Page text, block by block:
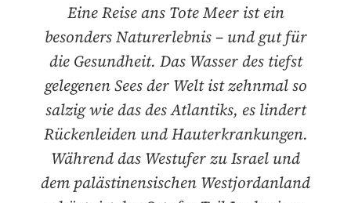
Eine Reise ans Tote Meer ist ein
besonders Naturerlebnis – und gut für
die Gesundheit. Das Wasser des tiefst
gelegenen Sees der Welt ist zehnmal so
salzig wie das des Atlantiks, es lindert
Rückenleiden und Hauterkrankungen.
Während das Westufer zu Israel und
dem palästinensischen Westjordanland